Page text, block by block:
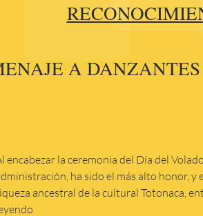
A
encabezar la ceremonia del Día del
ha sido el más alto honor,
ancestral de la cultural Totonaca,